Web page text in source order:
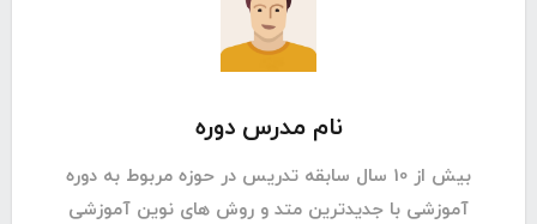
نام مدرس دوره
بیش از 10 سال سابقه تدریس در حوزه مربوط به دوره
آموزشی با جدیدترین متد و روش های نوین آموزشی